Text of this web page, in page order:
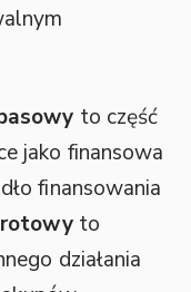
to część
jako finansowa
finansowania
to
działania